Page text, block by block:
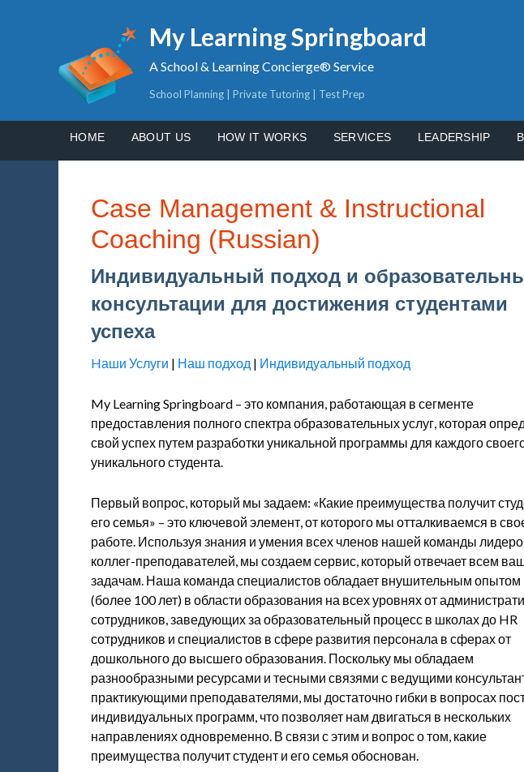
My Learning Springboard
A School & Learning Concierge® Service
School Planning | Private Tutoring | Test Prep
HOME ABOUT US HOW IT WORKS SERVICES LEADERSHIP
Case Management & Instructional
Coaching (Russian)
Индивидуальный подход и
консультации для достижения студентами
успеха
Hаши Услуги | Наш подход | Индивидуальный подход
My Learning Springboard – это компания, работающая в сегменте
предоставления полного спектра образовательных услуг, которая
свой успех путем разработки уникальной программы для каждого
уникального студента.
Первый вопрос, который мы задаем: «Какие преимущества получит
его семья» – это ключевой элемент, от которого мы отталкиваемся в
работе. Используя знания и умения всех членов нашей команды
коллег-преподавателей, мы создаем сервис, который отвечает всем
задачам. Наша команда специалистов обладает внушительным опытом
(более 100 лет) в области образования на всех уровнях от
сотрудников, заведующих за образовательный процесс в школах до HR
сотрудников и специалистов в сфере развития персонала в сферах от
дошкольного до высшего образования. Поскольку мы обладаем
разнообразными ресурсами и тесными связями с ведущими
практикующими преподавателями, мы достаточно гибки в вопросах
индивидуальных программ, что позволяет нам двигаться в нескольких
направлениях одновременно. В связи с этим и вопрос о том, какие
преимущества получит студент и его семья обоснован.